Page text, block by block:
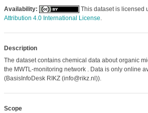
Availability:
This dataset is licensed
Attribution 4.0 International License.
Description
The dataset contains chemical data about organic
the MWTL-monitoring network . Data is only online
(BasisInfoDesk RIKZ (info@rikz.nl)).
Scope